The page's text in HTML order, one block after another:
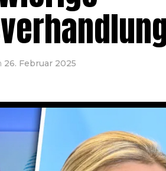
26. Februar 2025